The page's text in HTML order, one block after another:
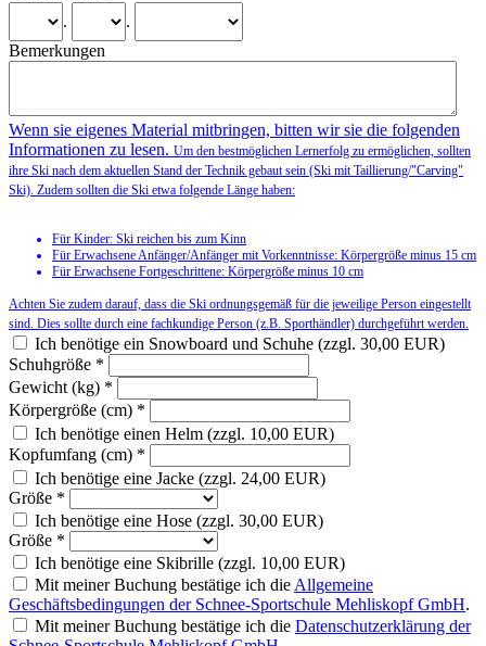
Bemerkungen
Wenn sie eigenes Material mitbringen, bitten wir sie die folgenden
Informationen zu lesen. Um den bestmöglichen Lernerfolg zu ermöglichen, sollten
ihre Ski nach dem aktuellen Stand der Technik gebaut sein (Ski mit Taillierung/"Carving"
Ski). Zudem sollten die Ski etwa folgende Länge haben:
Für Kinder: Ski reichen bis zum Kinn
Für Erwachsene Anfänger/Anfänger mit Vorkenntnisse: Körpergröße minus 15 cm
Für Erwachsene Fortgeschrittene: Körpergröße minus 10 cm
Achten Sie zudem darauf, dass die Ski ordnungsgemäß für die jeweilige Person eingestellt
sind. Dies sollte durch eine fachkundige Person (z.B. Sporthändler) durchgeführt werden.
Ich benötige ein Snowboard und Schuhe (zzgl. 30,00 EUR)
Schuhgröße *
Gewicht (kg) *
Körpergröße (cm) *
Ich benötige einen Helm (zzgl. 10,00 EUR)
Kopfumfang (cm) *
Ich benötige eine Jacke (zzgl. 24,00 EUR)
Größe *
Ich benötige eine Hose (zzgl. 30,00 EUR)
Größe *
Ich benötige eine Skibrille (zzgl. 10,00 EUR)
Mit meiner Buchung bestätige ich die Allgemeine
Geschäftsbedingungen der Schnee-Sportschule Mehliskopf GmbH.
Mit meiner Buchung bestätige ich die Datenschutzerklärung der